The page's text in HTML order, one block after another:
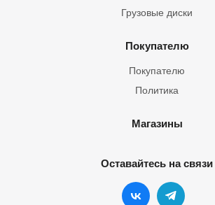
Грузовые диски
Покупателю
Покупателю
Политика
Магазины
Оставайтесь на связи